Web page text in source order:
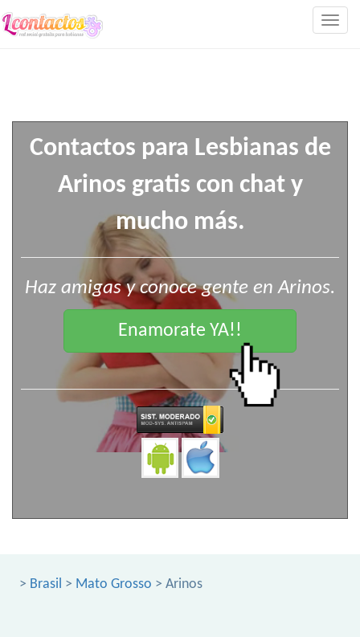
Contactos para Lesbianas de
Arinos gratis con chat y
mucho más.
Haz amigas y conoce gente en Arinos.
Enamorate YA!!
> Brasil > Mato Grosso > Arinos